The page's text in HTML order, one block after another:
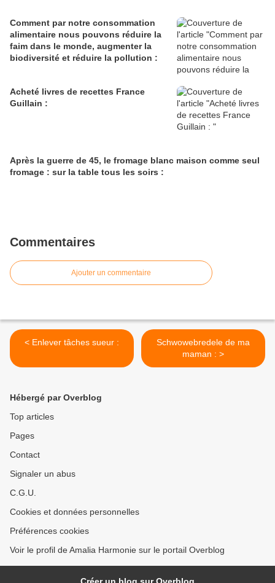
Comment par notre consommation
alimentaire nous pouvons réduire la
faim dans le monde, augmenter la
biodiversité et réduire la pollution :
Acheté livres de recettes France
Guillain :
Après la guerre de 45, le fromage blanc maison comme seul
fromage : sur la table tous les soirs :
Commentaires
Ajouter un commentaire
< Enlever tâches sueur :
Schwowebredele de ma
maman : >
Hébergé par Overblog
Top articles
Pages
Contact
Signaler un abus
C.G.U.
Cookies et données personnelles
Préférences cookies
Voir le profil de Amalia Harmonie sur le portail Overblog